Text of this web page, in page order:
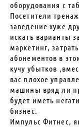
оборудования с
Посетители
заведение хуже
искать варианты
маркетинг,
абонементов в
кучу убытков
вас плохое
машины вряд ли
будет иметь
бизнес.
Импульс Фитнес,